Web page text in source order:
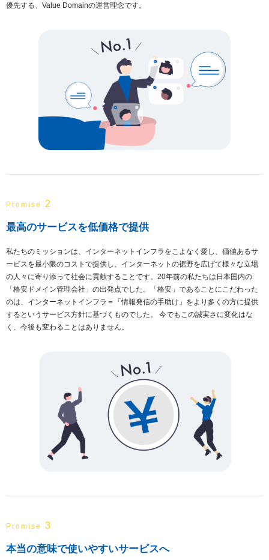
優先する、Value Domainの運営理念です。
Promise 2
最高のサービスを低価格で提供
私たちのミッションは、インターネットインフラをこよなく愛し、価値あるサ
ービスを最小限のコストで提供し、インターネットの裾野を広げて様々な立場
の人々に寄り添って社会に貢献することです。20年前の私たちは日本国内の
「格安ドメイン管理会社」の出発点でした。「格安」であることにこだわった
のは、インターネットインフラ＝「情報発信の手助け」をより多くの方に提供
するというサービス方針に基づくものでした。 今でもこの誠実さに変化はな
く、今後も変わることはありません。
Promise 3
本当の意味で使いやすいサービスへ